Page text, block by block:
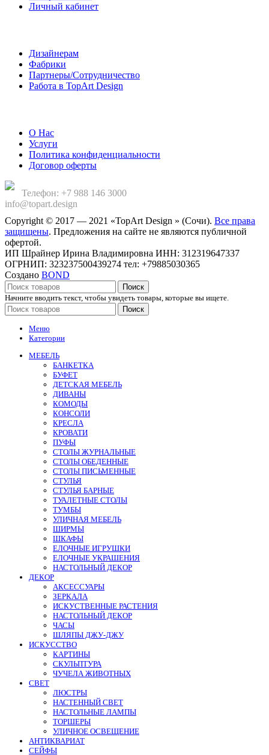
Личный кабинет
Дизайнерам
Фабрики
Партнеры/Сотрудничество
Работа в TopArt Design
О Нас
Услуги
Политика конфиденциальности
Договор оферты
Телефон: +7 988 146 3000
info@topart.design
Copyright © 2017 — 2021 «TopArt Design » (Сочи). Все права
защищены. Предложения на сайте не являются публичной
офертой.
ИП Шрайнер Ирина Владимировна ИНН: 312319647337
ОГРНИП: 323237500439274 тел: +79885030365
Создано BOND
Поиск
Начните вводить текст, чтобы увидеть товары, которые вы ищете.
Поиск
Меню
Категории
МЕБЕЛЬ
БАНКЕТКА
БУФЕТ
ДЕТСКАЯ МЕБЕЛЬ
ДИВАНЫ
КОМОДЫ
КОНСОЛИ
КРЕСЛА
КРОВАТИ
ПУФЫ
СТОЛЫ ЖУРНАЛЬНЫЕ
СТОЛЫ ОБЕДЕННЫЕ
СТОЛЫ ПИСЬМЕННЫЕ
СТУЛЬЯ
СТУЛЬЯ БАРНЫЕ
ТУАЛЕТНЫЕ СТОЛЫ
ТУМБЫ
УЛИЧНАЯ МЕБЕЛЬ
ШИРМЫ
ШКАФЫ
ЕЛОЧНЫЕ ИГРУШКИ
ЕЛОЧНЫЕ УКРАШЕНИЯ
НАСТОЛЬНЫЙ ДЕКОР
ДЕКОР
АКСЕССУАРЫ
ЗЕРКАЛА
ИСКУСТВЕННЫЕ РАСТЕНИЯ
НАСТОЛЬНЫЙ ДЕКОР
ЧАСЫ
ШЛЯПЫ ДЖУ-ДЖУ
ИСКУССТВО
КАРТИНЫ
СКУЛЬПТУРА
ЧУЧЕЛА ЖИВОТНЫХ
СВЕТ
ЛЮСТРЫ
НАСТЕННЫЙ СВЕТ
НАСТОЛЬНЫЕ ЛАМПЫ
ТОРШЕРЫ
УЛИЧНОЕ ОСВЕЩЕНИЕ
АНТИКВАРИАТ
СЕЙФЫ